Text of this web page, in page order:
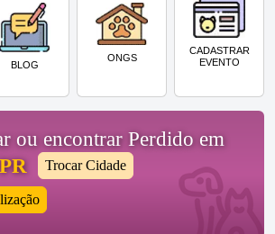
BLOG
ONGS
CADASTRAR
EVENTO
ou encontrar Perdido em
Trocar Cidade